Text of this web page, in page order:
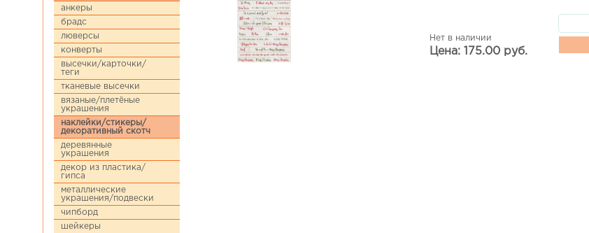
анкеры
брадс
люверсы
конверты
высечки/карточки/
теги
тканевые высечки
вязаные/плетёные
украшения
наклейки/стикеры/
декоративный скотч
деревянные
украшения
декор из пластика/
гипса
металлические
украшения/подвески
чипборд
шейкеры
Нет в наличии
Цена: 175.00 руб.